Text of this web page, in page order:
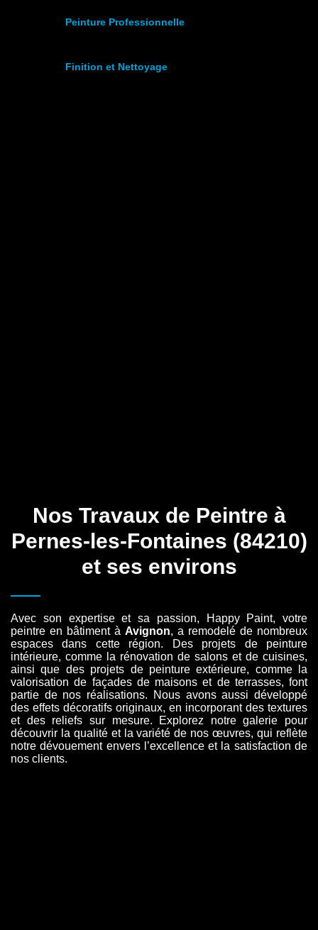
Peinture Professionnelle
Finition et Nettoyage
Nos Travaux de Peintre à
Pernes-les-Fontaines (84210)
et ses environs
Avec son expertise et sa passion, Happy Paint, votre
peintre en bâtiment à Avignon, a remodelé de nombreux
espaces dans cette région. Des projets de peinture
intérieure, comme la rénovation de salons et de cuisines,
ainsi que des projets de peinture extérieure, comme la
valorisation de façades de maisons et de terrasses, font
partie de nos réalisations. Nous avons aussi développé
des effets décoratifs originaux, en incorporant des textures
et des reliefs sur mesure. Explorez notre galerie pour
découvrir la qualité et la variété de nos œuvres, qui reflète
notre dévouement envers l’excellence et la satisfaction de
nos clients.